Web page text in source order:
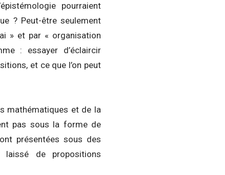
pourraient
? Peut-être seulement
» et par « organisation
: essayer d’éclaircir
et ce que l’on peut
mathématiques et de la
pas sous la forme de
présentées sous des
laissé de propositions